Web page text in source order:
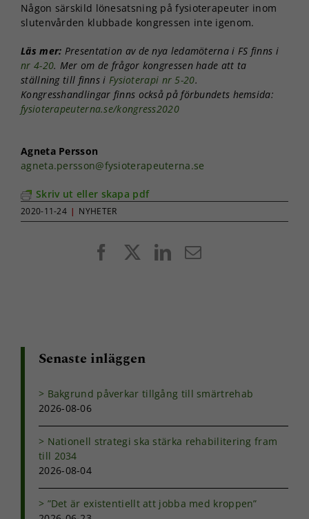
Någon särskild lönesatsning på fysioterapeuter inom
slutenvården klubbade kongressen inte igenom.
Läs mer: Presentation av de nya ledamöterna i FS finns i
nr 4-20. Mer om de frågor kongressen hade att ta
ställning till finns i Fysioterapi nr 5-20.
Kongresshandlingar finns också på förbundets hemsida:
fysioterapeuterna.se/kongress2020
Agneta Persson
agneta.persson@fysioterapeuterna.se
Skriv ut eller skapa pdf
2020-11-24 | NYHETER
FacebookLinkedIn
E-
Senaste inläggen
Bakgrund påverkar tillgång till smärtrehab
2026-08-06
Nationell strategi ska stärka rehabilitering fram
till 2034
2026-08-04
”Det är existentiellt att jobba med kroppen”
kunna
funktionalitet
och
uppbyggnad,